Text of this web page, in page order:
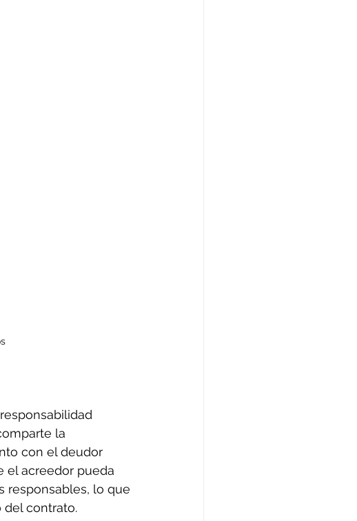
la
con el deudor
el acreedor pueda
responsables, lo que
contrato.